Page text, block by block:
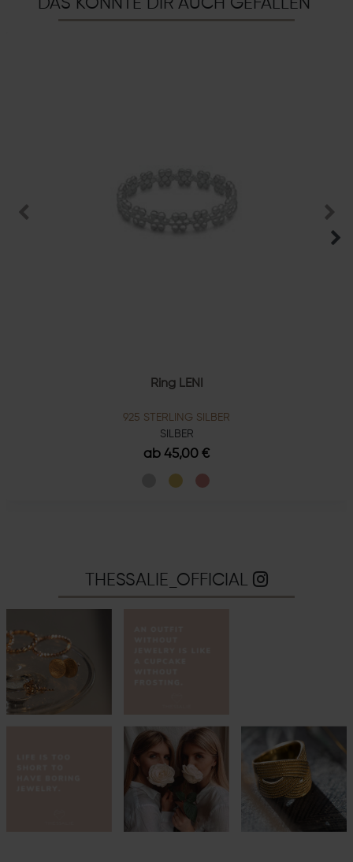
DAS KÖNNTE DIR AUCH GEFALLEN
Ring LENI
925 STERLING SILBER
SILBER
ab 45,00 €
THESSALIE_OFFICIAL